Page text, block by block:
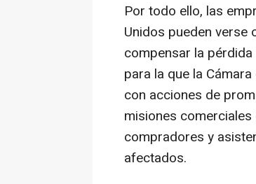
Por todo ello, las
Unidos pueden
compensar la
para la que la
con acciones de
misiones
compradores y
afectados.